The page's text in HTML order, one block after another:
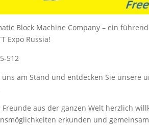
Block Machine Company – ein
Expo Russia!
512
uns am Stand und entdecken Sie unsere
aus der ganzen Welt herzlich
erkunden und